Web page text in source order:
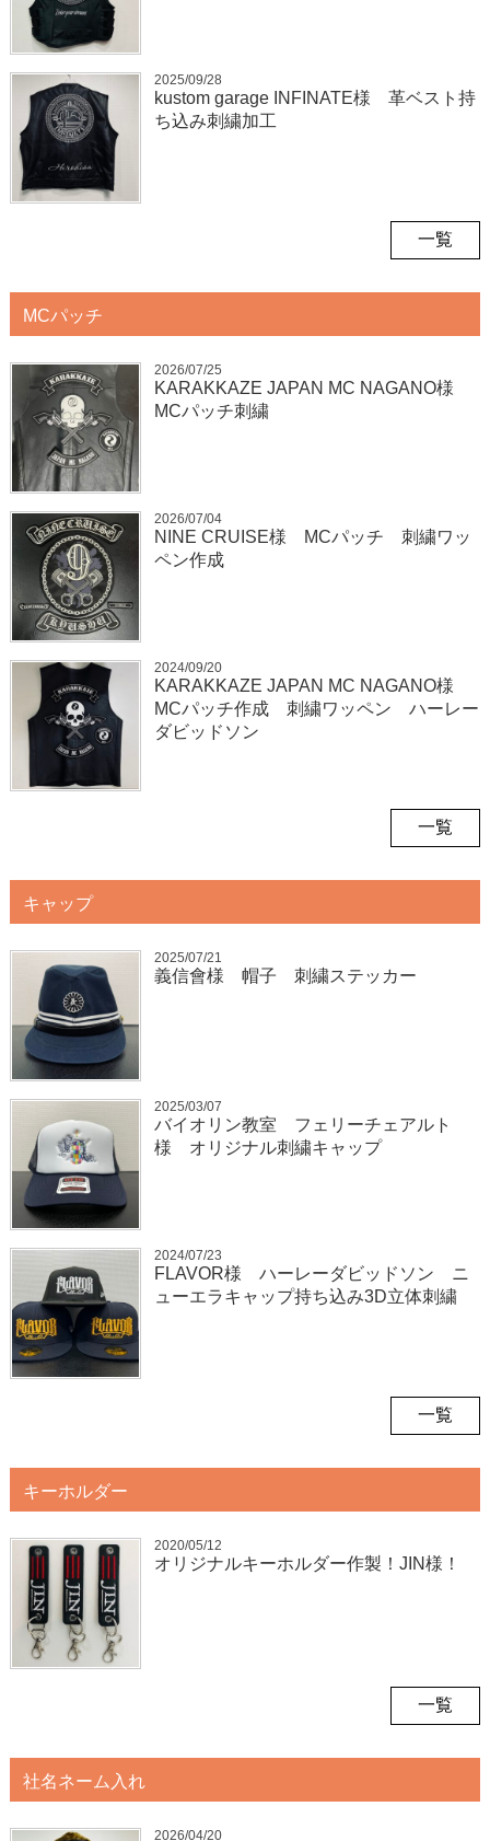
2025/09/28
kustom garage INFINATE様 革ベスト持
ち込み刺繍加工
一覧
MCパッチ
2026/07/25
KARAKKAZE JAPAN MC NAGANO様
MCパッチ刺繍
2026/07/04
NINE CRUISE様 MCパッチ 刺繍ワッ
ペン作成
2024/09/20
KARAKKAZE JAPAN MC NAGANO様
MCパッチ作成 刺繍ワッペン ハーレー
ダビッドソン
一覧
キャップ
2025/07/21
義信會様 帽子 刺繍ステッカー
2025/03/07
バイオリン教室 フェリーチェアルト
様 オリジナル刺繍キャップ
2024/07/23
FLAVOR様 ハーレーダビッドソン ニ
ューエラキャップ持ち込み3D立体刺繍
一覧
キーホルダー
2020/05/12
オリジナルキーホルダー作製！JIN様！
一覧
社名ネーム入れ
2026/04/20